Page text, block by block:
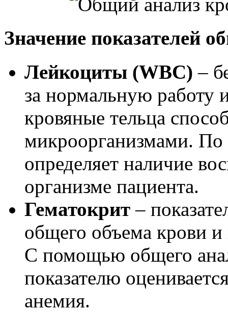
Значение показателей
Лейкоциты (WBC) –
за нормальную
кровяные тельца
микроорганизмами. По
определяет наличие
организме пациента.
Гематокрит–
общего объема крови и
С помощью общего
показателю
анемия.